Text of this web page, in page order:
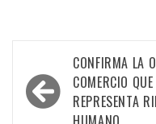
Navegación
de
entradas
CONFIRMA LA
COMERCIO
REPRESENTA